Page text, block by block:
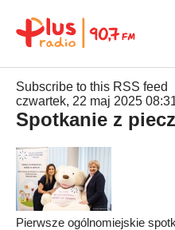
Subscribe to this RSS feed
czwartek, 22 maj 2025
Spotkanie z
Pierwsze ogólnomiejskie